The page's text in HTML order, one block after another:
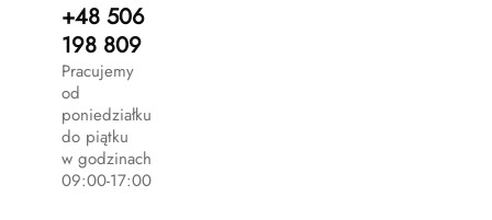
+48 506
198 809
Pracujemy
od
poniedziałku
do piątku
w godzinach
09:00-17:00